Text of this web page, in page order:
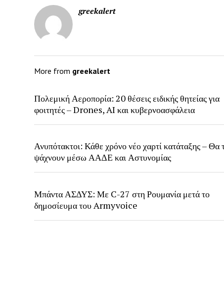
greekalert
More from greekalert
Πολεμική Αεροπορία: 20 θέσεις ειδικής θητείας για
φοιτητές – Drones, AI και κυβερνοασφάλεια
Ανυπότακτοι: Κάθε χρόνο νέο χαρτί κατάταξης – Θα
ψάχνουν μέσω ΑΑΔΕ και Αστυνομίας
Μπάντα ΑΣΔΥΣ: Με C-27 στη Ρουμανία μετά το
δημοσίευμα του Armyvoice